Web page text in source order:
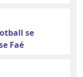
se
Faé